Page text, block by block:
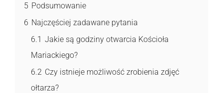
5 Podsumowanie
6 Najczęściej zadawane pytania
6.1 Jakie są godziny otwarcia Kościoła
Mariackiego?
6.2 Czy istnieje możliwość zrobienia zdjęć
ołtarza?